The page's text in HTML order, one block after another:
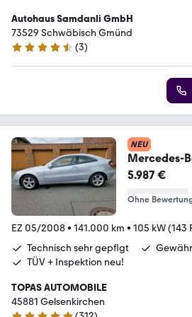
Autohaus Samdanli GmbH
73529 Schwäbisch Gmünd
4.4 Sterne
(3)
NEU
Mercedes-
Sportcoupe
5.987 €
Ohne
EZ 05/2008• 141.000 km • 105 kW (143
Technisch sehr gepflgt
TÜV + Inspektion neu!
TOPAS AUTOMOBILE
45881 Gelsenkirchen